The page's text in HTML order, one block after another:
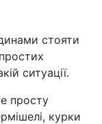
стояти
ситуації.
просту
курки